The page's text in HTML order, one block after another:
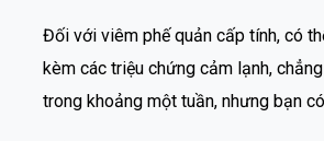
Đối với viêm phế quản cấp tính, có
kèm các triệu chứng cảm lạnh,
trong khoảng một tuần, nhưng bạn